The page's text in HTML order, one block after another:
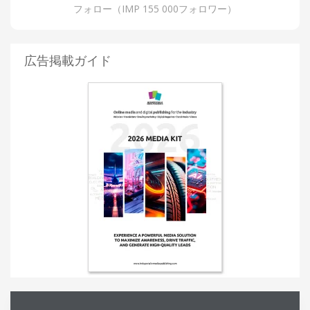
フォロー（IMP 155 000フォロワー）
広告掲載ガイド